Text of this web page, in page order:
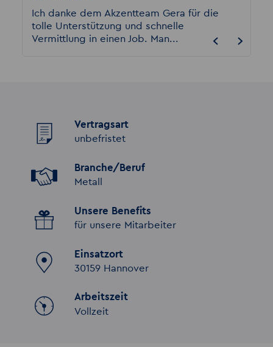
Ich danke dem Akzentteam Gera für die
tolle Unterstützung und schnelle
Vermittlung in einen Job. Man...
Vertragsart
unbefristet
Branche/Beruf
Metall
Unsere Benefits
für unsere Mitarbeiter
Einsatzort
30159 Hannover
Arbeitszeit
Vollzeit